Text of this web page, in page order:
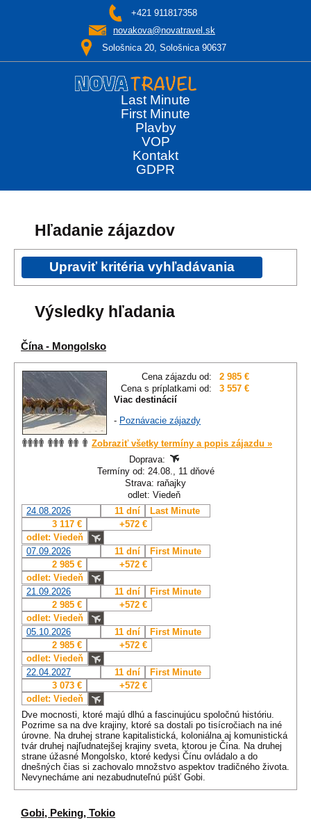
+421 911817358
novakova@novatravel.sk
Sološnica 20, Sološnica 90637
Last Minute
First Minute
Plavby
VOP
Kontakt
GDPR
Hľadanie zájazdov
Výsledky hľadania
Čína - Mongolsko
Cena zájazdu od:
2 985 €
Cena s príplatkami od:
3 557 €
Viac destinácií
- Poznávacie zájazdy
Zobraziť všetky termíny a popis zájazdu »
Doprava:
Termíny od: 24.08., 11 dňové
Strava: raňajky
odlet: Viedeň
24.08.2026
11 dní
Last Minute
3 117 €
+572 €
odlet: Viedeň
07.09.2026
11 dní
First Minute
2 985 €
+572 €
odlet: Viedeň
21.09.2026
11 dní
First Minute
2 985 €
+572 €
odlet: Viedeň
05.10.2026
11 dní
First Minute
2 985 €
+572 €
odlet: Viedeň
22.04.2027
11 dní
First Minute
3 073 €
+572 €
odlet: Viedeň
Dve mocnosti, ktoré majú dlhú a fascinujúcu spoločnú históriu.
Pozrime sa na dve krajiny, ktoré sa dostali po tisícročiach na iné
úrovne. Na druhej strane kapitalistická, koloniálna aj komunistická
tvár druhej najľudnatejšej krajiny sveta, ktorou je Čína. Na druhej
strane úžasné Mongolsko, ktoré kedysi Čínu ovládalo a do
dnešných čias si zachovalo množstvo aspektov tradičného života.
Nevynecháme ani nezabudnuteľnú púšť Gobi.
Gobi, Peking, Tokio